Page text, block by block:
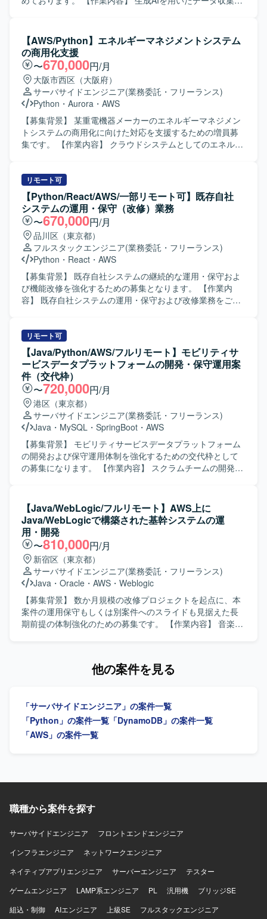
ビティの作成や、関連する処理ロジックの実装・改修を行
っていただきます。 【求める人物像】 自発的に調査や検証
を進められる方を求めております。 また、関係者と積極的
にコミュニケーションを取りながら業務を推進いただける
方を歓迎いたします。 【ポジションの魅力】 生成AIを活用
したデータ収集基盤の構築に携わることで、最新技術を用
いた業務自動化の知見を深めていただけます。 証券系シス
テムにおけるデータ活用やサーバレスアーキテクチャのノ
ウハウも獲得いただけます。 【開発環境】 Pythonおよび
AWSサーバレスサービス（AWS Lambda、StepFunctions、
【AWS/Python】エネルギーマネジメントシステム
の商用化支援
〜670,000円/月
大阪市西区（大阪府）
サーバサイドエンジニア(業務委託・フリーランス)
Python ・ Aurora ・ AWS
【募集背景】 某重電機器メーカーのエネルギーマネジメン
トシステムの商用化に向けた対応を支援するための増員募
集です。 【作業内容】 クラウドシステムとしてのエネルギ
査や要件の洗い出し、対応方針の策定などの上流工程を中
心にご対応いただきます。上流工程を担当しているプロパ
ーを中心とした体制に参画し、開発要員としてシステム商
用化に向けた各種対応を行います。 【求める人物像】 関係
者と円滑にコミュニケーションを取りながら、基本設計以
降の工程を主体的に進めていただける方を求めています。
テスト観点をしっかり持ち、説明や実施を自律的に行える
方を歓迎いたします。 【ポジションの魅力】 AWSを活用し
たクラウドベースのエネルギーマネジメントシステムに上
流工程から関わることができ、アーキテクチャ設計から開
発、テストまで一貫して携わることができます。電力や
ける機会があります。 【開発環境】 AWS環境上での開発を
想定しており、Python（Lambda）やAPI Gateway、
RDS/Aurora、CloudFormationやCDKなどのIaCツールを利
用する構成です。
リモート可
【Python/React/AWS/一部リモート可】既存自社
システムの運用・保守（改修）業務
〜670,000円/月
品川区（東京都）
フルスタックエンジニア(業務委託・フリーランス)
Python ・ React ・ AWS
【募集背景】 既存自社システムの継続的な運用・保守およ
び機能改修を強化するための募集となります。 【作業内
容】 既存自社システムの運用・保守および改修業務をご担
ていただきます。技術的負債の解消に向けた改善提案を実
施していただきます。AIツールを活用した効率的な開発を
推進していただきます。 【求める人物像】 最新技術（特に
AIツールやIDE）への感度が高く、積極的にキャッチアッ
プ・導入できる方を求めています。「なぜ？」を深掘り
し、サービスをより良くするための課題解決を楽しめる方
を歓迎します。レガシーコードに対して前向きに取り組
み、紐解くことにやりがいを感じられる方を求めていま
す。チームと協力しながら自律的に考え行動できるセルフ
スターターな方を求めています。タスク待ちではなく主体
的にやるべきことを見つけて課題解決に取り組める方、サ
ービス運営のための問題解決に積極的に関与できる方を歓
ルスタックなスキルを活かしていただけます。AIツールを
活用した開発スタイルを実践できるため、最新の開発トレ
ンドを取り入れながらスキルアップを図れる環境です。技
術的負債の解消やアーキテクチャ改善など、上流からの技
術的な改善提案にも携わることができます。 【開発環境】
PythonおよびReactを用いたWebアプリケーション開発環境
となります。AWS上のLambdaやECSを活用したシステム構
成となります。Git/GitHubを用いたモダンなチーム開発を行
っています。AIエディター（CursorもしくはKiro）などのAI
ツールを積極的に活用した開発環境です。
リモート可
【Java/Python/AWS/フルリモート】モビリティサ
ービスデータプラットフォームの開発・保守運用案
件（交代枠）
〜720,000円/月
港区（東京都）
サーバサイドエンジニア(業務委託・フリーランス)
Java ・ MySQL ・ SpringBoot ・ AWS
【募集背景】 モビリティサービスデータプラットフォーム
の開発および保守運用体制を強化するための交代枠として
の募集になります。 【作業内容】 スクラムチームの開発担
JavaやPythonを用いたAPI開発を中心に、設計から試験まで
一貫して対応していただきます。 【求める人物像】 スクラ
ム開発に慣れており、自ら課題を発見しプロダクト改善を
主体的に進めていただける方を求めています。関係者と円
滑にコミュニケーションを取りながら、品質とスピードの
両立を意識して取り組んでいただける方が望ましいです。
【ポジションの魅力】 モビリティ領域のデータプラットフ
ォーム開発に携わることで、最新のAWSサービスやAI開発
支援ツールを活用しながら、設計から試験まで幅広い工程
を経験していただけます。スクラム体制の中で、顧客や他
社と連携しながらプロダクトの価値向上に直接貢献できる
MySQLを利用し、スクラム開発プロセスの中でGitHubを用
【Java/WebLogic/フルリモート】AWS上に
Java/WebLogicで構築された基幹システムの運
用・開発
〜810,000円/月
新宿区（東京都）
サーバサイドエンジニア(業務委託・フリーランス)
Java ・ Oracle ・ AWS ・ Weblogic
【募集背景】 数か月規模の改修プロジェクトを起点に、本
案件の運用保守もしくは別案件へのスライドも見据えた長
期前提の体制強化のための募集です。 【作業内容】 音楽や
を担う会計システムとしての機能改修を担当し、既存シス
および要件のすり合わせ、基幹システムの安定稼働に向け
た運用サポート業務を行っていただきます。PLポジション
では、開発にも入り込みつつ進行管理や技術的な意思決
定、影響範囲の調査や顧客との要件すり合わせ・調整など
られる仕組み化が得意な方、顧客や現場担当者と伴走しな
がら自律的に適切な期待値調整ができる柔軟なコミュニケ
【ポジションの魅力】 エンタメ業界に近いドメインで、お
金の流れを支える売上分配基幹システムに携わることで、
10年以上運用されている大規模システムの既存仕様を正確
に読み解きながら改修していく経験を積むことができ、PL
ポジションでは技術とマネジメントの両面でスキルを伸ば
せます。長期前提で運用保守や他案件へのスライドの可能
他の案件を見る
「サーバサイドエンジニア」の案件一覧
「Python」の案件一覧 「DynamoDB」の案件一覧
「AWS」の案件一覧
職種から案件を探す
サーバサイドエンジニア
フロントエンドエンジニア
インフラエンジニア
ネットワークエンジニア
ネイティブアプリエンジニア
サーバーエンジニア
テスター
ゲームエンジニア
LAMP系エンジニア PL 汎用機
ブリッジSE
組込・制御
AIエンジニア 上級SE
フルスタックエンジニア